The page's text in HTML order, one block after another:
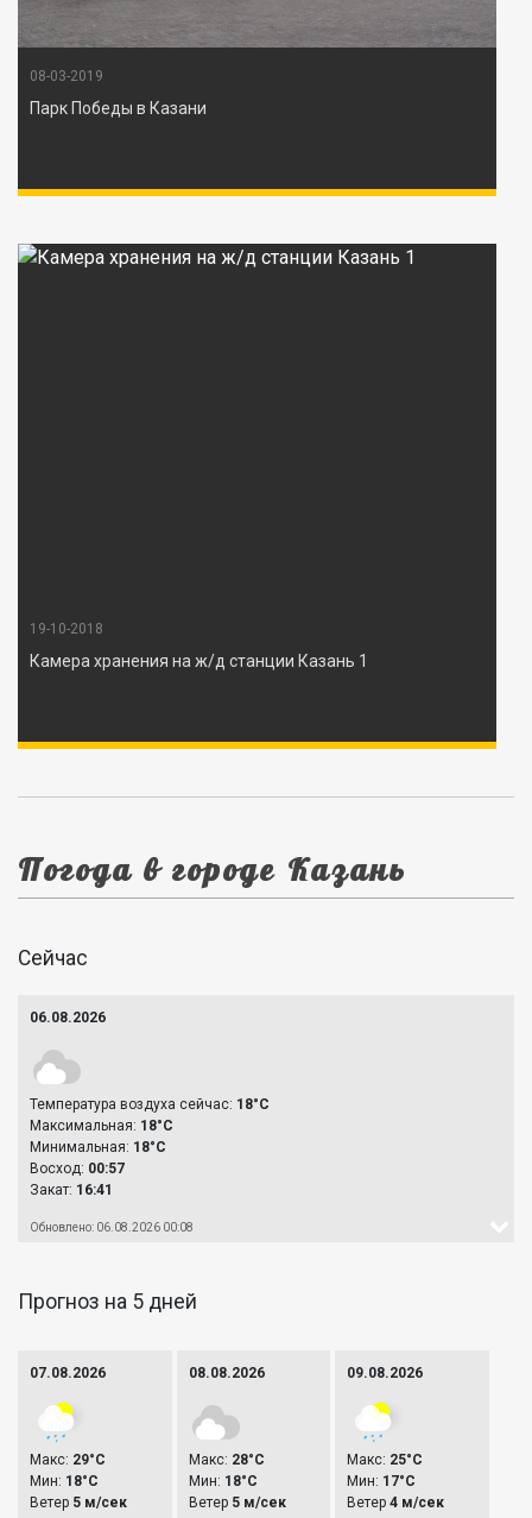
08-03-2019
Парк Победы в Казани
19-10-2018
Камера хранения на ж/д станции Казань 1
Погода в городе Казань
Сейчас
06.08.2026
Температура воздуха сейчас: 18°C
Максимальная: 18°C
Минимальная: 18°C
Восход: 00:57
Закат: 16:41
Обновлено: 06.08.2026 00:08
Прогноз на 5 дней
07.08.2026
Макс: 29°C
Мин: 18°C
Ветер 5 м/сек
08.08.2026
Макс: 28°C
Мин: 18°C
Ветер 5 м/сек
09.08.2026
Макс: 25°C
Мин: 17°C
Ветер4 м/сек